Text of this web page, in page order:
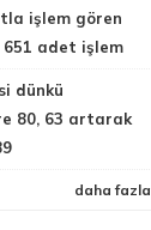
işlem gören
651 adet işlem
dünkü
80, 63 artarak
daha fazla